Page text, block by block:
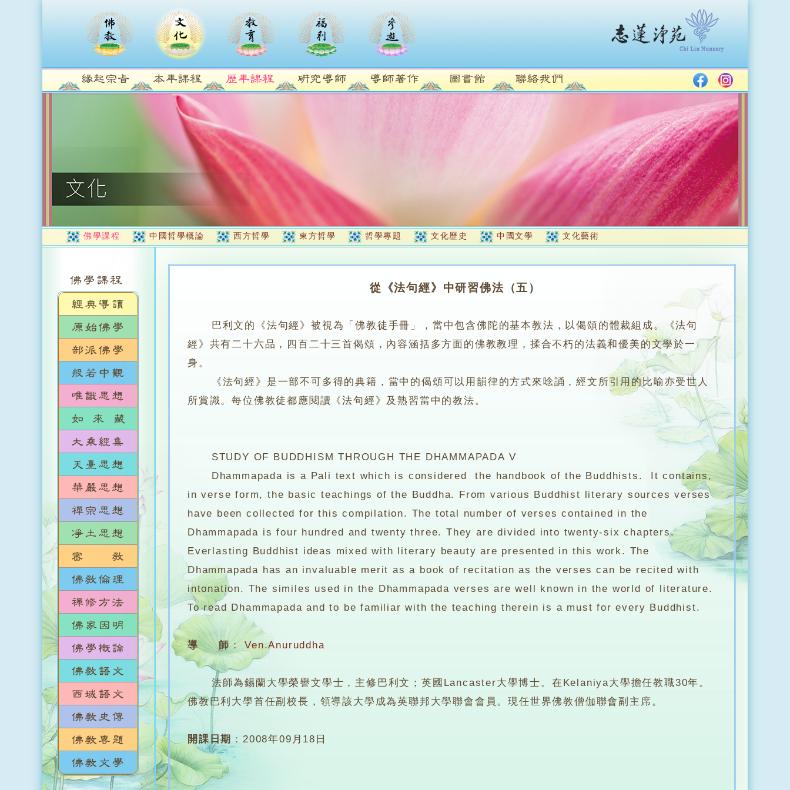
佛學課程 中國哲學概論 西方哲學 東方哲學 哲學專題 文化歷史 中國文學 文化藝術
從《法句經》中研習佛法（五）
巴利文的《法句經》被視為「佛教徒手冊」，當中包含佛陀的基本教法，以偈頌的體裁組成。《法句
經》共有二十六品，四百二十三首偈頌，內容涵括多方面的佛教教理，揉合不朽的法義和優美的文學於一
身。
《法句經》是一部不可多得的典籍，當中的偈頌可以用韻律的方式來唸誦，經文所引用的比喻亦受世人
所賞識。每位佛教徒都應閱讀《法句經》及熟習當中的教法。
STUDY OF BUDDHISM THROUGH THE DHAMMAPADA V
Dhammapada is a Pali text which is considered the handbook of the Buddhists. It contains,
in verse form, the basic teachings of the Buddha. From various Buddhist literary sources verses
have been collected for this compilation. The total number of verses contained in the
Dhammapada is four hundred and twenty three. They are divided into twenty-six chapters.
Everlasting Buddhist ideas mixed with literary beauty are presented in this work. The
Dhammapada has an invaluable merit as a book of recitation as the verses can be recited with
intonation. The similes used in the Dhammapada verses are well known in the world of literature.
To read Dhammapada and to be familiar with the teaching therein is a must for every Buddhist.
導 師： Ven.Anuruddha
法師為錫蘭大學榮譽文學士，主修巴利文；英國Lancaster大學博士。在Kelaniya大學擔任教職30年。
佛教巴利大學首任副校長，領導該大學成為英聯邦大學聯會會員。現任世界佛教僧伽聯會副主席。
開課日期 ：2008年09月18日